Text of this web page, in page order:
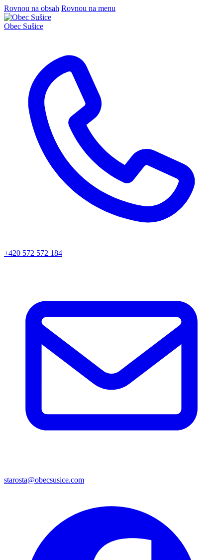
Rovnou na obsah Rovnou na menu
Obec Sušice
+420 572 572 184
starosta@obecsusice.com